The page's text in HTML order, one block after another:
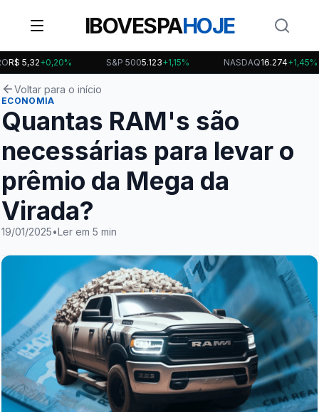
IBOVESPAHOJE
5,32+0,20% S&P 5005.123+1,15% NASDAQ16.274+1,45%
Voltar para o início
ECONOMIA
Quantas RAM's são
necessárias para levar o
prêmio da Mega da
Virada?
19/01/2025•Ler em 5 min